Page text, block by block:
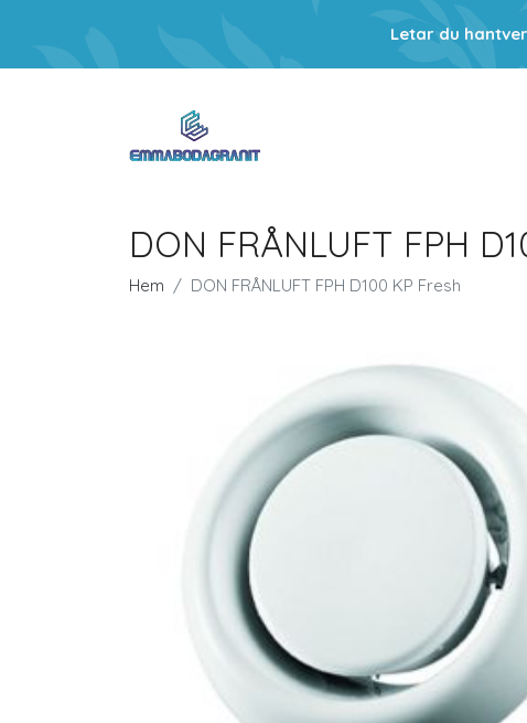
Letar du
DON FRÅNLUFT FPH
Hem DON FRÅNLUFT FPH D100 KP Fresh